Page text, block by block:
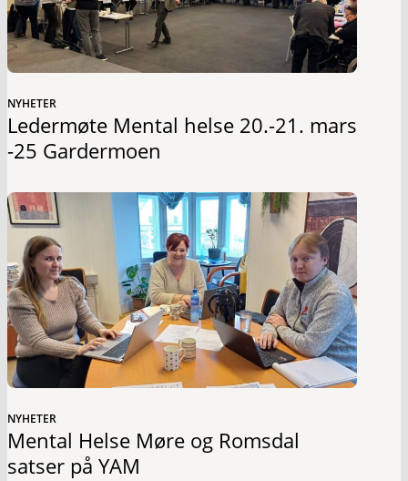
NYHETER
Ledermøte Mental helse 20.-21. mars
-25 Gardermoen
NYHETER
Mental Helse Møre og Romsdal
satser på YAM